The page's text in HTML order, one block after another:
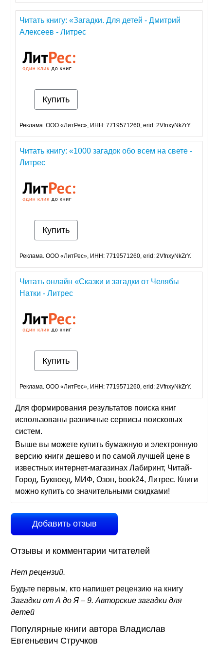
Читать книгу: «Загадки. Для детей - Дмитрий
Алексеев - Литрес
Купить
Реклама. ООО «ЛитРес», ИНН: 7719571260, erid: 2VfnxyNkZrY.
Читать книгу: «1000 загадок обо всем на свете -
Литрес
Купить
Реклама. ООО «ЛитРес», ИНН: 7719571260, erid: 2VfnxyNkZrY.
Читать онлайн «Сказки и загадки от Челябы
Натки - Литрес
Купить
Реклама. ООО «ЛитРес», ИНН: 7719571260, erid: 2VfnxyNkZrY.
Для формирования результатов поиска книг
использованы различные сервисы поисковых
систем.
Выше вы можете купить бумажную и электронную
версию книги дешево и по самой лучшей цене в
известных интернет-магазинах Лабиринт, Читай-
Город, Буквоед, МИФ, Озон, book24, Литрес. Книги
можно купить со значительными скидками!
Добавить отзыв
Отзывы и комментарии читателей
Нет рецензий.
Будьте первым, кто напишет рецензию на книгу
Загадки от А до Я – 9. Авторские загадки для
детей
Популярные книги автора Владислав
Евгеньевич Стручков